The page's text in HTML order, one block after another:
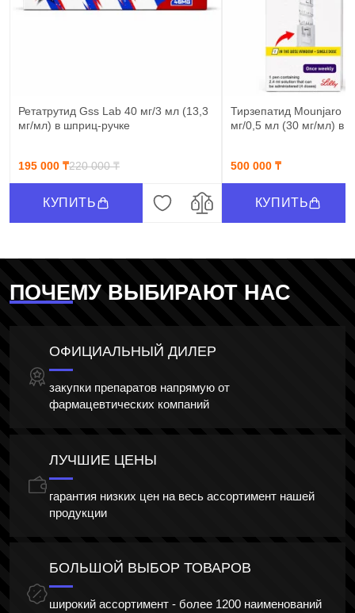
Ретатрутид Gss Lab 40 мг/3 мл (13,3
мг/мл) в шприц-ручке
195 000 ₸220 000 ₸
КУПИТЬ
Тирзепатид Mounjaro
мг/0,5 мл (30 мг/мл) в
500 000 ₸
КУПИТЬ
ПОЧЕМУ ВЫБИРАЮТ НАС
ОФИЦИАЛЬНЫЙ ДИЛЕР
закупки препаратов напрямую от
фармацевтических компаний
ЛУЧШИЕ ЦЕНЫ
гарантия низких цен на весь ассортимент нашей
продукции
БОЛЬШОЙ ВЫБОР ТОВАРОВ
широкий ассортимент - более 1200 наименований